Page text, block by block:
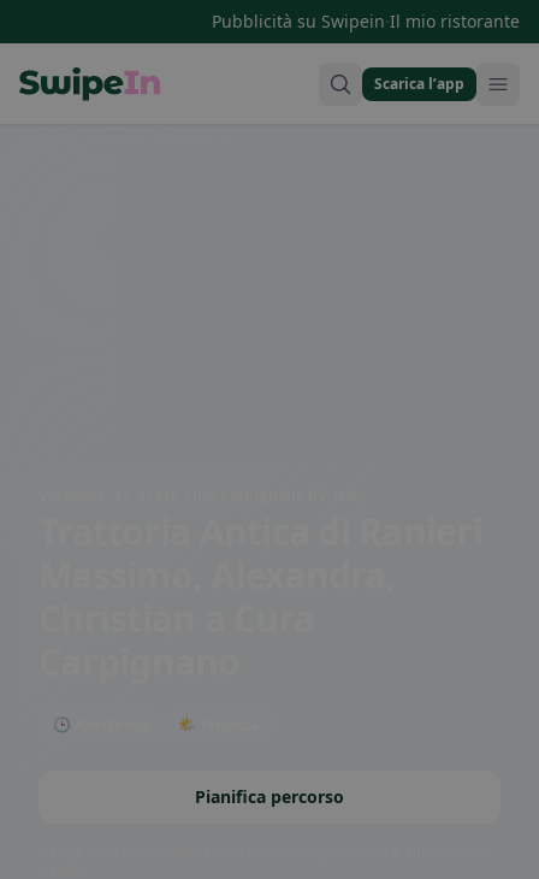
Pubblicità su Swipein·Il mio ristorante
Scarica l’app
🕒 Aperto ora 🌤 Terrazza
Pianifica percorso